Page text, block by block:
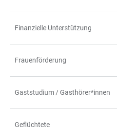
Finanzielle Unterstützung
Frauenförderung
Gaststudium / Gasthörer*innen
Geflüchtete